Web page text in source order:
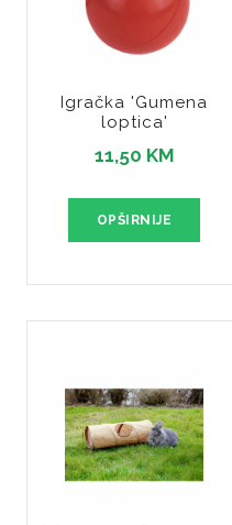
Igračka 'Gumena
loptica'
11,50 KM
OPŠIRNIJE